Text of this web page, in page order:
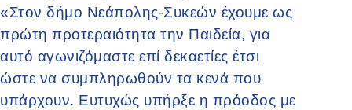
«Στον δήμο Νεάπολης-Συκεών έχουμε ως
πρώτη προτεραιότητα την Παιδεία, για
αυτό αγωνιζόμαστε επί δεκαετίες έτσι
ώστε να συμπληρωθούν τα κενά που
υπάρχουν. Ευτυχώς υπήρξε η πρόοδος με